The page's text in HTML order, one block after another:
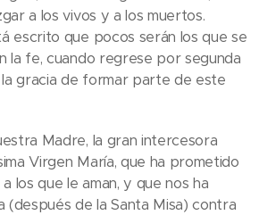
a los vivos y a los muertos.
escrito que pocos serán los que se
la fe, cuando regrese por segunda
la gracia de formar parte de este
Madre, la gran intercesora
Virgen María, que ha prometido
los que le aman, y que nos ha
(después de la Santa Misa) contra